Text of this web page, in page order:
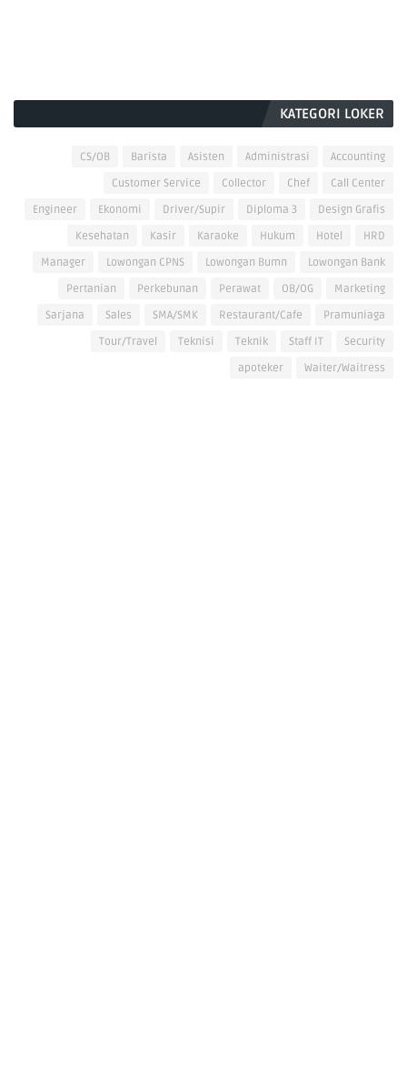
KATEGORI LOKER
Accounting
Administrasi
Asisten
Barista
CS/OB
Call Center
Chef
Collector
Customer Service
Design Grafis
Diploma 3
Driver/Supir
Ekonomi
Engineer
HRD
Hotel
Hukum
Karaoke
Kasir
Kesehatan
Lowongan Bank
Lowongan Bumn
Lowongan CPNS
Manager
Marketing
OB/OG
Perawat
Perkebunan
Pertanian
Pramuniaga
Restaurant/Cafe
SMA/SMK
Sales
Sarjana
Security
Staff IT
Teknik
Teknisi
Tour/Travel
Waiter/Waitress
apoteker